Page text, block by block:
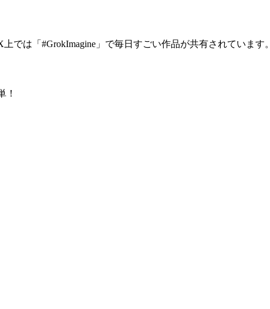
では「#GrokImagine」で毎日すごい作品が共有されています。
！